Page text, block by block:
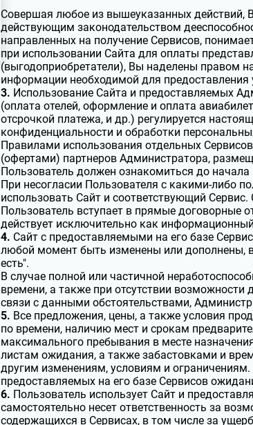
Совершая любое из вышеуказанных действий,
действующим законодательством
направленных на получение Сервисов,
при использовании Сайта для оплаты
(выгодоприобретатели), Вы наделены правом
информации необходимой для предоставления
3. Использование Сайта и предоставляемых
(оплата отелей, оформление и оплата
отсрочкой платежа, и др.) регулируется
конфиденциальности и обработки
Правилами использования отдельных
(офертами) партнеров Администратора,
Пользователь должен ознакомиться до начала
При несогласии Пользователя с какими-либо
использовать Сайт и соответствующий
Пользователь вступает в прямые договорные
действует исключительно как
4. Сайт с предоставляемыми на его базе
любой момент быть изменены или дополнены,
есть".
В случае полной или частичной
времени, а также при отсутствии
связи с данными обстоятельствами,
5. Все предложения, цены, а также условия
по времени, наличию мест и срокам
максимального пребывания в месте
листам ожидания, а также забастовками и
другим изменениям, условиям и
предоставляемых на его базе Сервисов
6. Пользователь использует Сайт и
самостоятельно несет ответственность за
содержащихся в Сервисах, в том числе за